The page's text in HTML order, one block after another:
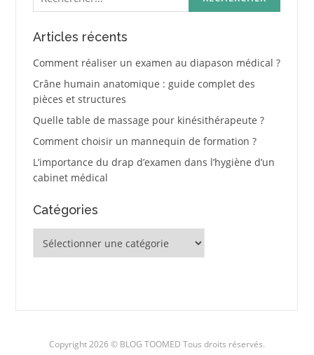
Articles récents
Comment réaliser un examen au diapason médical ?
Crâne humain anatomique : guide complet des
pièces et structures
Quelle table de massage pour kinésithérapeute ?
Comment choisir un mannequin de formation ?
L’importance du drap d’examen dans l’hygiène d’un
cabinet médical
Catégories
Copyright 2026 © BLOG TOOMED Tous droits réservés.